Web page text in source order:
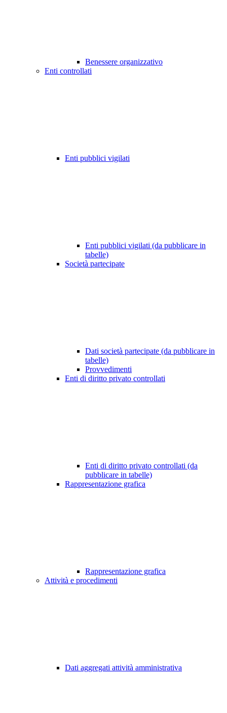
Benessere organizzativo
Enti controllati
Enti pubblici vigilati
Enti pubblici vigilati (da pubblicare in
tabelle)
Società partecipate
Dati società partecipate (da pubblicare in
tabelle)
Provvedimenti
Enti di diritto privato controllati
Enti di diritto privato controllati (da
pubblicare in tabelle)
Rappresentazione grafica
Rappresentazione grafica
Attività e procedimenti
Dati aggregati attività amministrativa